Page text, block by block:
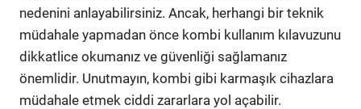
nedenini anlayabilirsiniz. Ancak, herhangi bir teknik
müdahale yapmadan önce kombi kullanım kılavuzunu
dikkatlice okumanız ve güvenliği sağlamanız
önemlidir. Unutmayın, kombi gibi karmaşık cihazlara
müdahale etmek ciddi zararlara yol açabilir.